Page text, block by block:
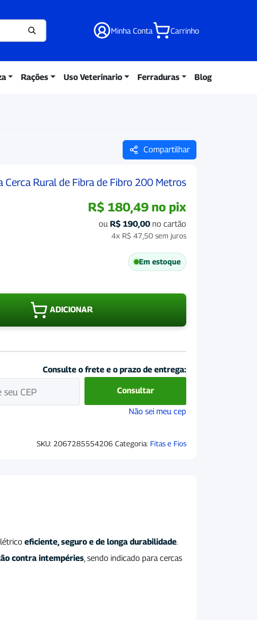
Minha Conta Carrinho
Rações Uso Veterinario Ferraduras Blog
Compartilhar
Cerca Rural de Fibra de Fibro 200 Metros
R$ 180,49 no pix
ou R$ 190,00 no cartão
4x R$ 47,50 sem juros
Em estoque
ADICIONAR
Consulte o frete e o prazo de entrega:
Consultar
Não sei meu cep
SKU: 2067285554206 Categoria: Fitas e Fios
eficiente, seguro e de longa durabilidade.
contra intempéries, sendo indicado para cercas